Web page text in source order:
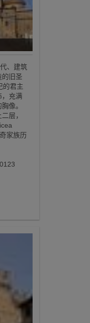
、建筑
旧圣
的君主
，充满
像。
层，
家族历